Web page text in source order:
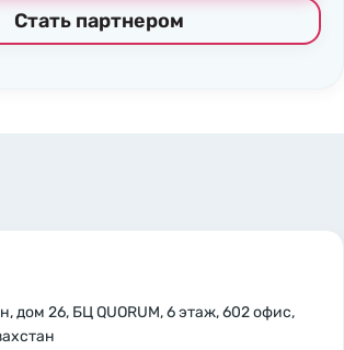
Стать партнером
дом 26, БЦ QUORUM, 6 этаж, 602 офис,